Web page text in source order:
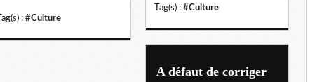
Tag(s) : #Culture
Tag(s) : #Culture
A défaut de corriger